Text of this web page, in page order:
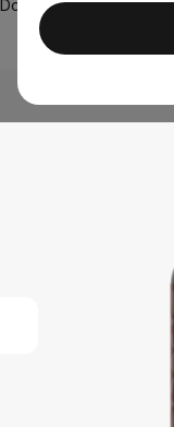
Doplněk stravy
Průměrné
produktu